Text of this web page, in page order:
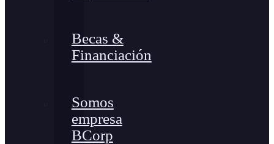
Becas &
Financiación
Somos
empresa
BCorp